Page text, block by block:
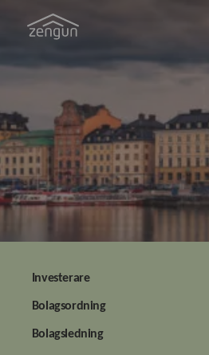
Investerare
Bolagsordning
Bolagsledning